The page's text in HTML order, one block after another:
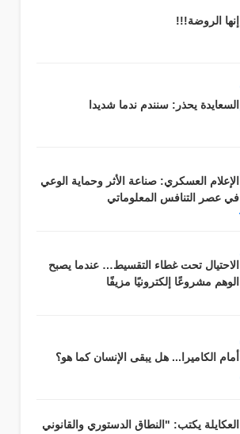
إنها الروضة!!!
السعايدة يحذر: سنندم ندما شديدا
الإعلام العسكري: صناعة الأثر وحماية الوعي
في عصر التنافس المعلوماتي
الاحتيال تحت غطاء التقسيط… عندما يصبح
الوهم مشروعًا إلكترونيًا مزيفًا
أمام الكاميرا... هل يبقى الإنسان كما هو؟
العكايلة يكتب: "النطاق الدستوري والقانوني